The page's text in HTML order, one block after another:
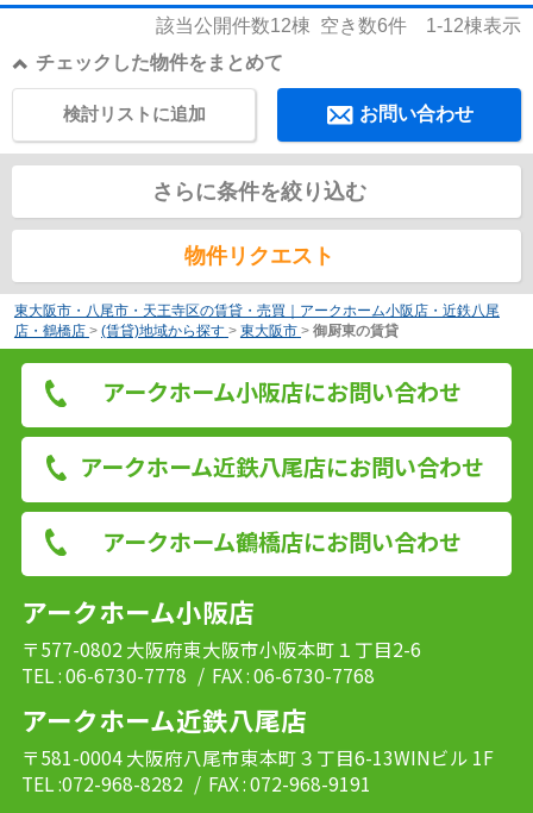
該当公開件数12棟 空き数6件 1-12棟表示
チェックした物件をまとめて
お問い合わせ
検討リストに追加
さらに条件を絞り込む
物件リクエスト
東大阪市・八尾市・天王寺区の賃貸・売買｜アークホーム小阪店・近鉄八尾
店・鶴橋店 > (賃貸)地域から探す > 東大阪市 > 御厨東の賃貸
アークホーム小阪店にお問い合わせ
アークホーム近鉄八尾店にお問い合わせ
アークホーム鶴橋店にお問い合わせ
アークホーム小阪店
〒577-0802 大阪府東大阪市小阪本町１丁目2-6
TEL : 06-6730-7778 / FAX : 06-6730-7768
アークホーム近鉄八尾店
〒581-0004 大阪府八尾市東本町３丁目6-13WINビル 1F
TEL :072-968-8282 / FAX : 072-968-9191